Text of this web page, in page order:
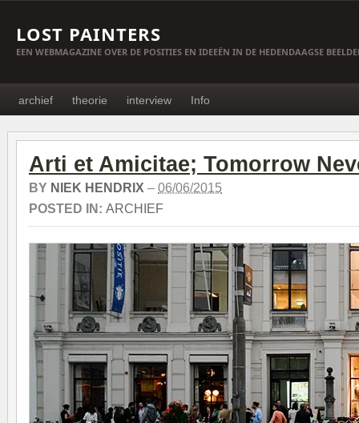
LOST PAINTERS
EEN WEBMAGAZINE OVER DE POSITIES EN IDEEËN IN DE HEDENDAAGSE
archief theorie interview Info
Arti et Amicitae; Tomorrow
BY NIEK HENDRIX – 06/06/2015
POSTED IN: ARCHIEF